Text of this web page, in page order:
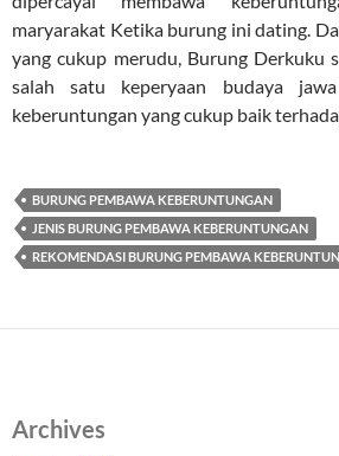
maryarakat Ketika burung ini dating.
yang cukup merudu, Burung Derkuku
salah satu keperyaan budaya
keberuntungan yang cukup baik
BURUNG PEMBAWA KEBERUNTUNGAN
JENIS BURUNG PEMBAWA KEBERUNTUNGAN
REKOMENDASI BURUNG PEMBAWA
Archives